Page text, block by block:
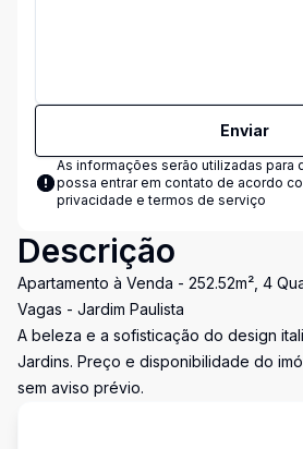
Enviar
As informações serão utilizadas para
possa entrar em contato de acordo
privacidade e termos de serviço
Descrição
Apartamento à Venda - 252.52m², 4
Vagas - Jardim Paulista
A beleza e a sofisticação do design
Jardins. Preço e disponibilidade do
sem aviso prévio.